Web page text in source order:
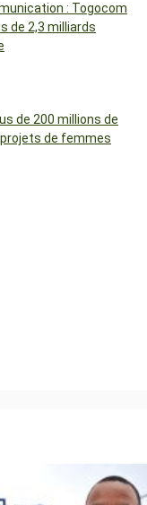
: Togocom
de 2,3 milliards
de 200 millions de
projets de femmes